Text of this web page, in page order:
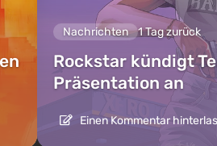
Nachrichten 1 Tag zurück
Rockstar kündigt
Präsentation an
Einen Kommentar